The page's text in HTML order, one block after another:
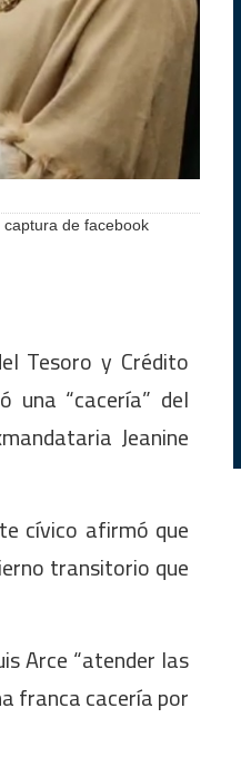
de facebook
Tesoro y Crédito
una “cacería” del
Jeanine
cívico afirmó que
transitorio que
Arce “atender las
franca cacería por